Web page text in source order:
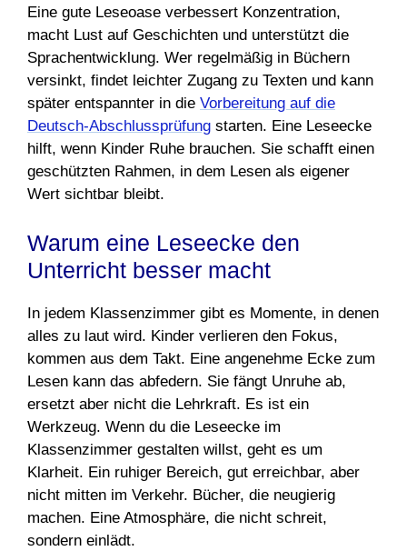
Eine gute Leseoase verbessert Konzentration,
macht Lust auf Geschichten und unterstützt die
Sprachentwicklung. Wer regelmäßig in Büchern
versinkt, findet leichter Zugang zu Texten und kann
später entspannter in die Vorbereitung auf die
Deutsch-Abschlussprüfung starten. Eine Leseecke
hilft, wenn Kinder Ruhe brauchen. Sie schafft einen
geschützten Rahmen, in dem Lesen als eigener
Wert sichtbar bleibt.
Warum eine Leseecke den
Unterricht besser macht
In jedem Klassenzimmer gibt es Momente, in denen
alles zu laut wird. Kinder verlieren den Fokus,
kommen aus dem Takt. Eine angenehme Ecke zum
Lesen kann das abfedern. Sie fängt Unruhe ab,
ersetzt aber nicht die Lehrkraft. Es ist ein
Werkzeug. Wenn du die Leseecke im
Klassenzimmer gestalten willst, geht es um
Klarheit. Ein ruhiger Bereich, gut erreichbar, aber
nicht mitten im Verkehr. Bücher, die neugierig
machen. Eine Atmosphäre, die nicht schreit,
sondern einlädt.